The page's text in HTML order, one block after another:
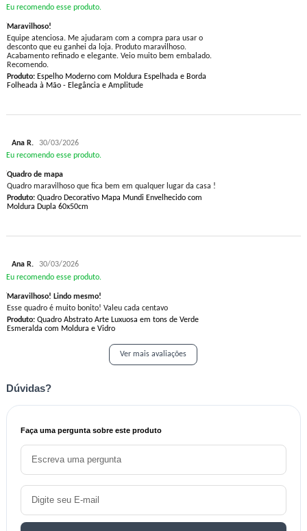
Eu recomendo esse produto.
Maravilhoso!
Equipe atenciosa. Me ajudaram com a compra para usar o
desconto que eu ganhei da loja. Produto maravilhoso.
Acabamento refinado e elegante. Veio muito bem embalado.
Recomendo.
Produto:Espelho Moderno com Moldura Espelhada e Borda
Folheada à Mão - Elegância e Amplitude
Ana R.
30/03/2026
Eu recomendo esse produto.
Quadro de mapa
Quadro maravilhoso que fica bem em qualquer lugar da casa !
Produto:Quadro Decorativo Mapa Mundi Envelhecido com
Moldura Dupla 60x50cm
Ana R.
30/03/2026
Eu recomendo esse produto.
Maravilhoso! Lindo mesmo!
Esse quadro é muito bonito! Valeu cada centavo
Produto:Quadro Abstrato Arte Luxuosa em tons de Verde
Esmeralda com Moldura e Vidro
Ver mais avaliações
Dúvidas?
Faça uma pergunta sobre este produto